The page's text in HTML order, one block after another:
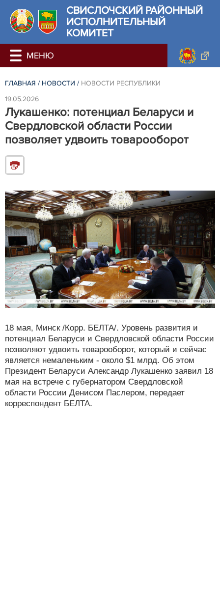
СВИСЛОЧСКИЙ РАЙОННЫЙ
ИСПОЛНИТЕЛЬНЫЙ
КОМИТЕТ
ГЛАВНАЯ / НОВОСТИ / НОВОСТИ РЕСПУБЛИКИ
19.05.2026
Лукашенко: потенциал Беларуси и
Свердловской области России
позволяет удвоить товарооборот
18 мая, Минск /Корр. БЕЛТА/. Уровень развития и
потенциал Беларуси и Свердловской области России
позволяют удвоить товарооборот, который и сейчас
является немаленьким - около $1 млрд. Об этом
Президент Беларуси Александр Лукашенко заявил 18
мая на встрече с губернатором Свердловской
области России Денисом Паслером, передает
корреспондент БЕЛТА.